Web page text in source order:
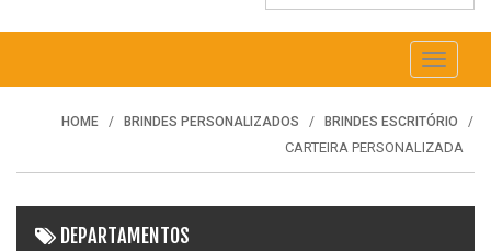
Toggle
HOME BRINDES PERSONALIZADOS BRINDES ESCRITÓRIO
CARTEIRA PERSONALIZADA
DEPARTAMENTOS